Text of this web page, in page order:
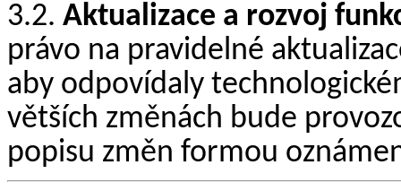
3.2. Aktualizace a rozvoj
právo na pravidelné
aby odpovídaly
větších změnách bude
popisu změn formou